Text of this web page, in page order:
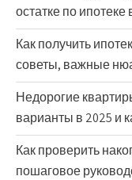
остатке по
Как получить
советы, важные
Недорогие
варианты в 2025 и
Как проверить
пошаговое